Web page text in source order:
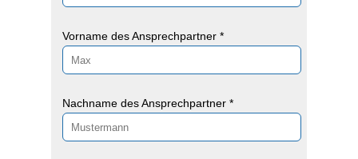
Vorname des Ansprechpartner *
Nachname des Ansprechpartner *